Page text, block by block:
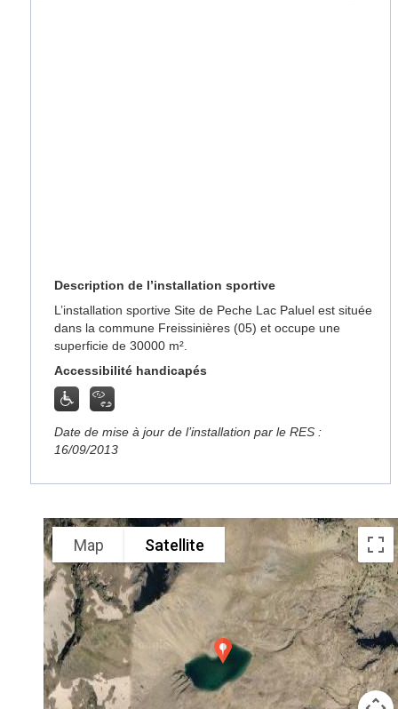
Description de l’installation sportive
L’installation sportive Site de Peche Lac Paluel est située
dans la commune Freissinières (05) et occupe une
superficie de 30000 m².
Accessibilité handicapés
Date de mise à jour de l’installation par le RES :
16/09/2013
Map Satellite